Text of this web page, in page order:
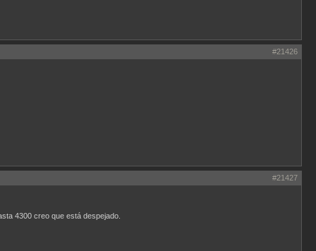
#21426
#21427
4300 creo que está despejado.